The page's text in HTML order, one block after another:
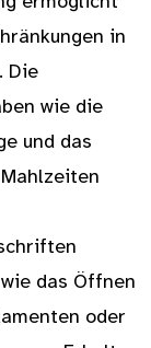
in
Die
wie die
und das
das Öffnen
oder